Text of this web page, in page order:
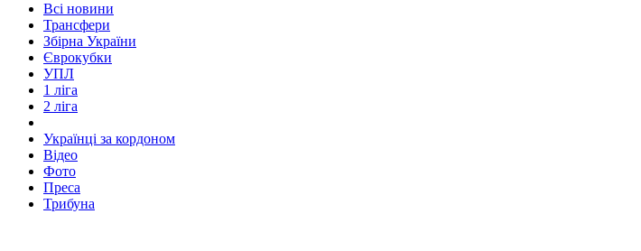
Всі новини
Трансфери
Збірна України
Єврокубки
УПЛ
1 ліга
2 ліга
Українці за кордоном
Відео
Фото
Преса
Трибуна